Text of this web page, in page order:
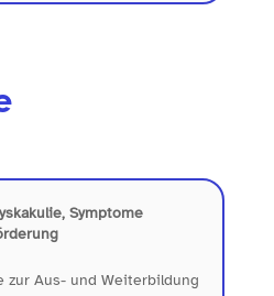
Symptome
zur Aus- und Weiterbildung